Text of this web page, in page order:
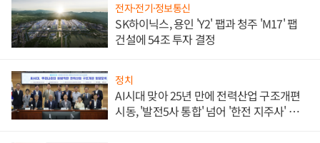
전자·전기·정보통신
SK하이닉스, 용인 'Y2' 팹과 청주 'M17' 팹
건설에 54조 투자 결정
정치
AI시대 맞아 25년 만에 전력산업 구조개편
시동, '발전5사 통합' 넘어 '한전 지주사' 재편